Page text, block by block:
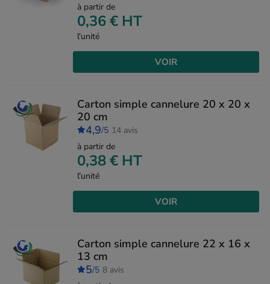
à partir de
0,36 € HT
l'unité
VOIR
Carton simple cannelure 20 x 20 x
20 cm
4,9/5 14 avis
à partir de
0,38 € HT
l'unité
VOIR
Carton simple cannelure 22 x 16 x
13 cm
5/5 8 avis